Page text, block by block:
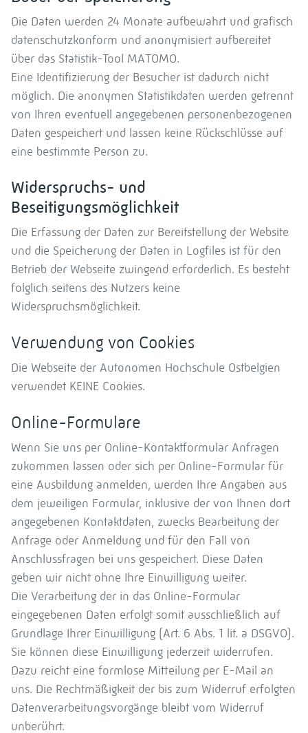
Die Daten werden 24 Monate aufbewahrt und grafisch
datenschutzkonform und anonymisiert aufbereitet
über das Statistik-Tool MATOMO.
Eine Identifizierung der Besucher ist dadurch nicht
möglich. Die anonymen Statistikdaten werden getrennt
von Ihren eventuell angegebenen personenbezogenen
Daten gespeichert und lassen keine Rückschlüsse auf
eine bestimmte Person zu.
Widerspruchs- und
Beseitigungsmöglichkeit
Die Erfassung der Daten zur Bereitstellung der Website
und die Speicherung der Daten in Logfiles ist für den
Betrieb der Webseite zwingend erforderlich. Es besteht
folglich seitens des Nutzers keine
Widerspruchsmöglichkeit.
Verwendung von Cookies
Die Webseite der Autonomen Hochschule Ostbelgien
verwendet KEINE Cookies.
Online-Formulare
Wenn Sie uns per Online-Kontaktformular Anfragen
zukommen lassen oder sich per Online-Formular für
eine Ausbildung anmelden, werden Ihre Angaben aus
dem jeweiligen Formular, inklusive der von Ihnen dort
angegebenen Kontaktdaten, zwecks Bearbeitung der
Anfrage oder Anmeldung und für den Fall von
Anschlussfragen bei uns gespeichert. Diese Daten
geben wir nicht ohne Ihre Einwilligung weiter.
Die Verarbeitung der in das Online-Formular
eingegebenen Daten erfolgt somit ausschließlich auf
Grundlage Ihrer Einwilligung (Art. 6 Abs. 1 lit. a DSGVO).
Sie können diese Einwilligung jederzeit widerrufen.
Dazu reicht eine formlose Mitteilung per E-Mail an
uns. Die Rechtmäßigkeit der bis zum Widerruf erfolgten
Datenverarbeitungsvorgänge bleibt vom Widerruf
unberührt.